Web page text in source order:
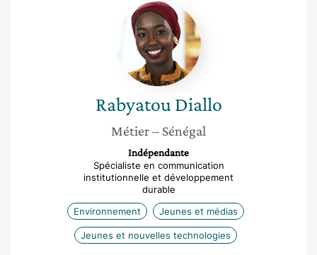
Rabyatou
Diallo
Rabyatou Diallo
Métier– Sénégal
Indépendante
Spécialiste en communication
institutionnelle et développement
durable
Environnement
Jeunes et médias
Jeunes et nouvelles technologies